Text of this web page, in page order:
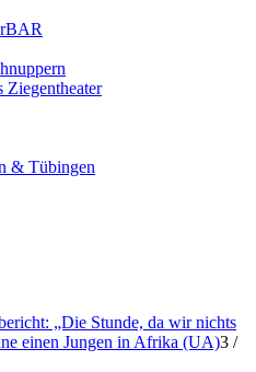
Ziegentheater
& Tübingen
„Die Stunde, da wir nichts
einen Jungen in Afrika (UA)3 /